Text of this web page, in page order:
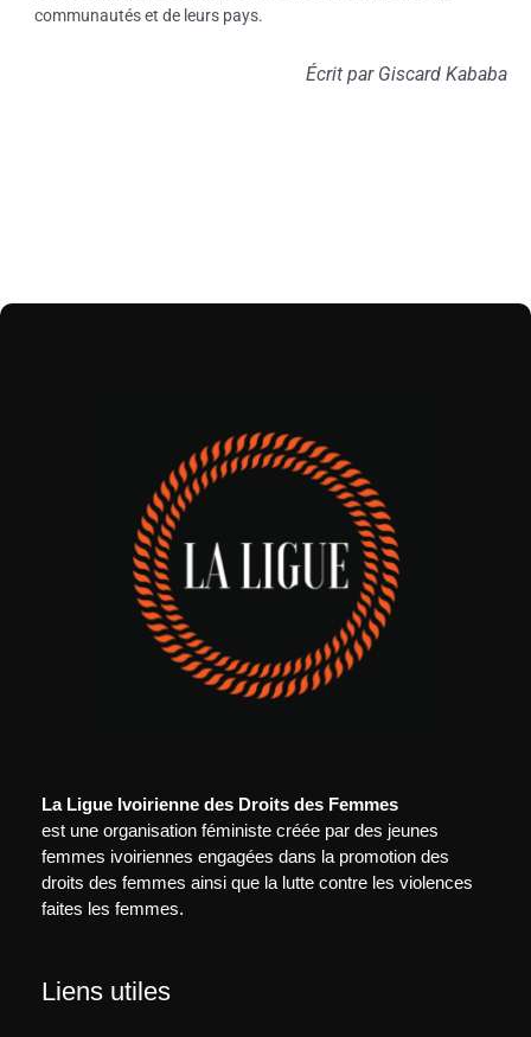
communautés et de leurs pays.
Écrit par Giscard Kababa
La Ligue Ivoirienne des Droits des Femmes
est une organisation féministe créée par des jeunes
femmes ivoiriennes engagées dans la promotion des
droits des femmes ainsi que la lutte contre les violences
faites les femmes.
Liens utiles